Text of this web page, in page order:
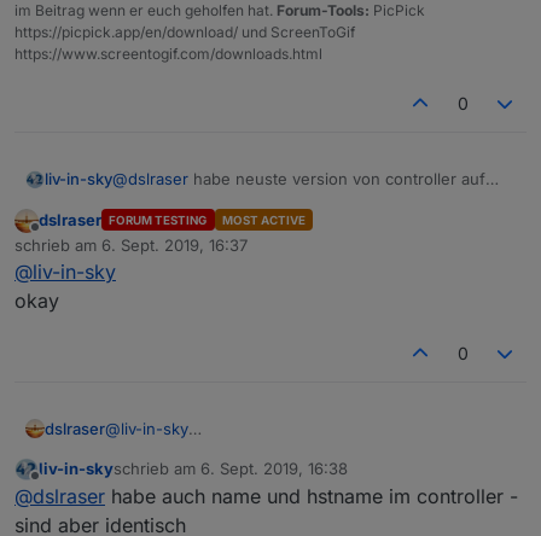
im Beitrag wenn er euch geholfen hat. Forum-Tools: PicPick
https://picpick.app/en/download/ und ScreenToGif
https://www.screentogif.com/downloads.html
0
liv-in-sky@dslraser habe neuste version von controller auf
sichtbar - diese info habe ich auch nicht , Cloud Key
V2 habe ich nicht - nur 2 wlan uaps - du kannst ja
nach derfinal version das wieder bei dir einbauen -
Offline
dslraser FORUM TESTING MOST ACTIVE
schrieb am 6. Sept. 2019, 16:37
zuletzt editiert von
@liv-in-sky
okay
0
dslraser@liv-in-sky
Offline
liv-in-skyschrieb am 6. Sept. 2019, 16:38
zuletzt editiert von
@dslraser habe auch name und hstname im controller -
sind aber identisch